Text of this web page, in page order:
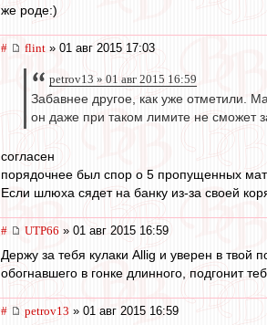
же роде:)
# flint » 01 авг 2015 17:03
petrov13 » 01 авг 2015 16:59
Забавнее другое, как уже отметили.
он даже при таком лимите не сможет
согласен
порядочнее был спор о 5 пропущенных
Если шлюха сядет на банку из-за своей
# UTP66 » 01 авг 2015 16:59
Держу за тебя кулаки Allig и уверен в твой
обогнавшего в гонке длинного, подгонит
# petrov13 » 01 авг 2015 16:59